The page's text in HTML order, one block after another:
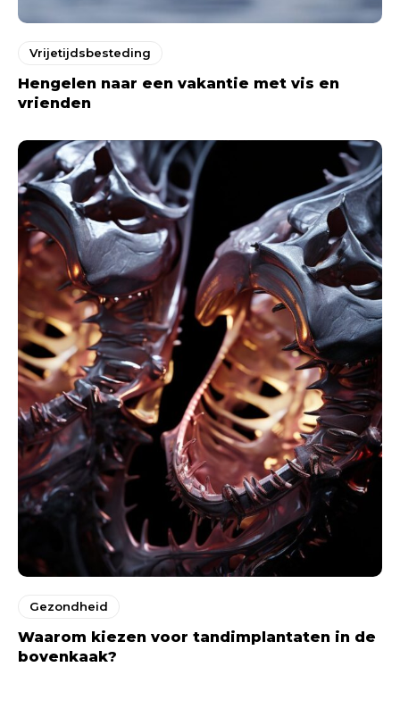
Vrijetijdsbesteding
Hengelen naar een vakantie met vis en
vrienden
Gezondheid
Waarom kiezen voor tandimplantaten in de
bovenkaak?